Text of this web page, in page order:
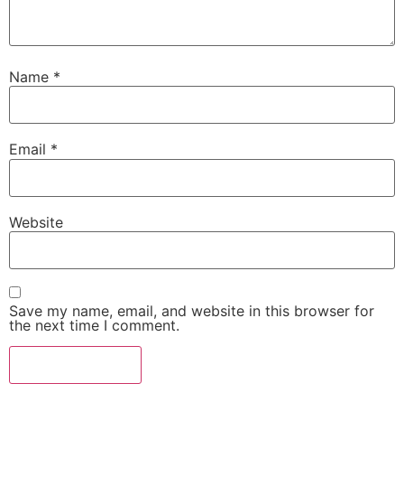
Name *
Email *
Website
Save my name, email, and website in this browser for
the next time I comment.